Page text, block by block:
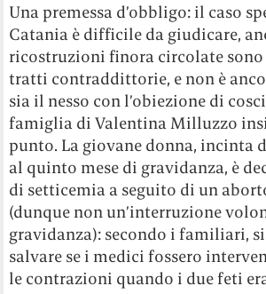
Una premessa d’obbligo: il caso
Catania è difficile da giudicare,
ricostruzioni finora circolate sono
tratti contraddittorie, e non è
sia il nesso con l’obiezione di
famiglia di Valentina Milluzzo
punto. La giovane donna, incinta
al quinto mese di gravidanza, è
di setticemia a seguito di un
(dunque non un’interruzione
gravidanza): secondo i familiari,
salvare se i medici fossero
le contrazioni quando i due feti